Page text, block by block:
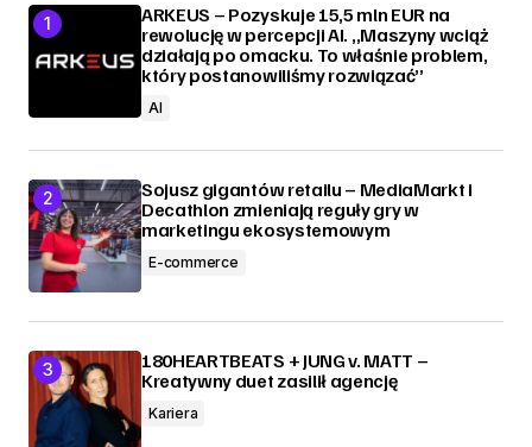
ARKEUS – Pozyskuje 15,5 mln EUR na
rewolucję w percepcji AI. „Maszyny wciąż
działają po omacku. To właśnie problem,
który postanowiliśmy rozwiązać”
AI
Sojusz gigantów retailu – MediaMarkt i
Decathlon zmieniają reguły gry w
marketingu ekosystemowym
E-commerce
180HEARTBEATS + JUNG v. MATT –
Kreatywny duet zasilił agencję
Kariera